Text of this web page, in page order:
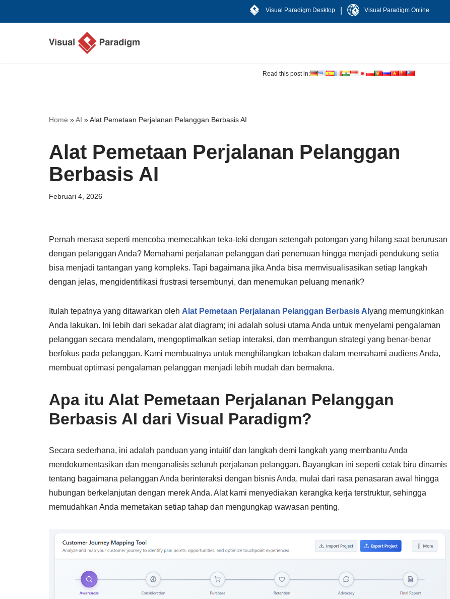
Visual Paradigm Desktop Visual Paradigm Online
Read this post in:
Home »AI »Alat Pemetaan Perjalanan Pelanggan Berbasis AI
Alat Pemetaan Perjalanan Pelanggan
Berbasis AI
Februari 4, 2026
Pernah merasa seperti mencoba memecahkan teka-teki dengan setengah potongan yang hilang saat berurusan
dengan pelanggan Anda? Memahami perjalanan pelanggan dari penemuan hingga menjadi pendukung setia
bisa menjadi tantangan yang kompleks. Tapi bagaimana jika Anda bisa memvisualisasikan setiap langkah
dengan jelas, mengidentifikasi frustrasi tersembunyi, dan menemukan peluang menarik?
Itulah tepatnya yang ditawarkan oleh Alat Pemetaan Perjalanan Pelanggan Berbasis AI yang memungkinkan
Anda lakukan. Ini lebih dari sekadar alat diagram; ini adalah solusi utama Anda untuk menyelami pengalaman
pelanggan secara mendalam, mengoptimalkan setiap interaksi, dan membangun strategi yang benar-benar
berfokus pada pelanggan. Kami membuatnya untuk menghilangkan tebakan dalam memahami audiens Anda,
membuat optimasi pengalaman pelanggan menjadi lebih mudah dan bermakna.
Apa itu Alat Pemetaan Perjalanan Pelanggan
Berbasis AI dari Visual Paradigm?
Secara sederhana, ini adalah panduan yang intuitif dan langkah demi langkah yang membantu Anda
mendokumentasikan dan menganalisis seluruh perjalanan pelanggan. Bayangkan ini seperti cetak biru dinamis
tentang bagaimana pelanggan Anda berinteraksi dengan bisnis Anda, mulai dari rasa penasaran awal hingga
hubungan berkelanjutan dengan merek Anda. Alat kami menyediakan kerangka kerja terstruktur, sehingga
memudahkan Anda memetakan setiap tahap dan mengungkap wawasan penting.